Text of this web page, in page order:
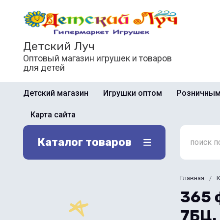
Детский Луч
Оптовый магазин игрушек и товаров
для детей
Детский магазин Игрушки оптом
Карта сайта
Каталог товаров
Главная /
365
7БЦ.